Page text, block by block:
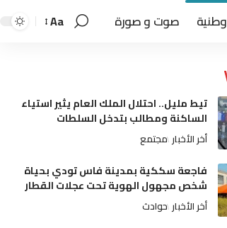
وطنية صوت و صورة Aa
تيط مليل.. احتلال الملك العام يثير استياء
الساكنة ومطالب بتدخل السلطات
أخر الأخبار مجتمع
فاجعة سككية بمدينة فاس تودي بحياة
شخص مجهول الهوية تحت عجلات القطار
أخر الأخبار حوادث